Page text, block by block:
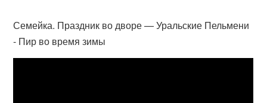
Семейка. Праздник во дворе — Уральские Пельмени
- Пир во время зимы